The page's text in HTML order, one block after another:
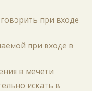
при входе
при входе в
в мечети
искать в